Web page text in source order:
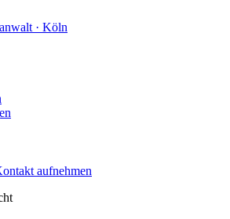
· Köln
aufnehmen